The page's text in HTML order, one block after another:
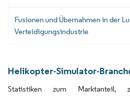
Fusionen und Übernahmen in der
Verteidigungsindustrie
Helikopter-Simulator-
Statistiken zum